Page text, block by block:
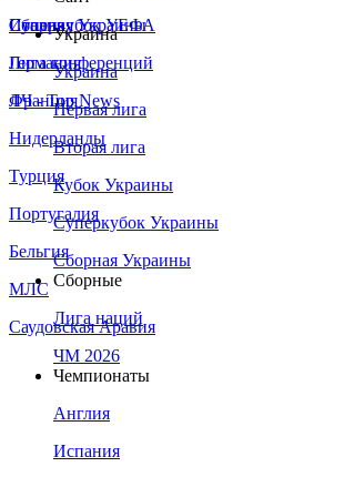
Сборная Украины
Италия
Германия
Франция
Нидерланды
Турция
Португалия
Бельгия
МЛС
Саудовская Аравия
Суперкубок УЕФА
Лига конференций
ЛЧ - Top News
Украина
Украина
Первая лига
Вторая лига
Кубок Украины
Суперкубок Украины
Сборная Украины
Сборные
Лига наций
ЧМ 2026
Чемпионаты
Англия
Испания